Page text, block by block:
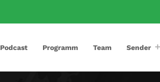
Podcast Programm Team Sender